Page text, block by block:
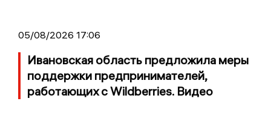
05/08/2026 17:06
Ивановская область предложила меры
поддержки предпринимателей,
работающих с Wildberries. Видео